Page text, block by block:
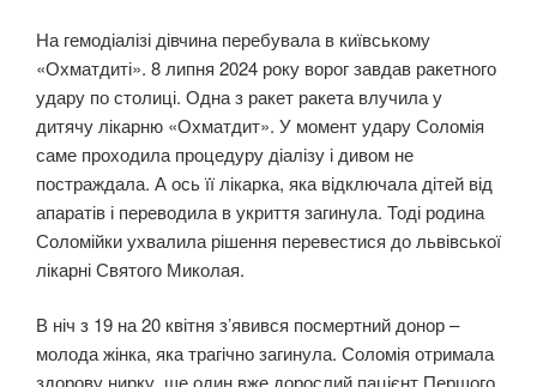
На гемодіалізі дівчина перебувала в київському
«Охматдиті». 8 липня 2024 року ворог завдав ракетного
удару по столиці. Одна з ракет ракета влучила у
дитячу лікарню «Охматдит». У момент удару Соломія
саме проходила процедуру діалізу і дивом не
постраждала. А ось її лікарка, яка відключала дітей від
апаратів і переводила в укриття загинула. Тоді родина
Соломійки ухвалила рішення перевестися до львівської
лікарні Святого Миколая.
В ніч з 19 на 20 квітня з’явився посмертний донор –
молода жінка, яка трагічно загинула. Соломія отримала
здорову нирку, ще один вже дорослий пацієнт Першого